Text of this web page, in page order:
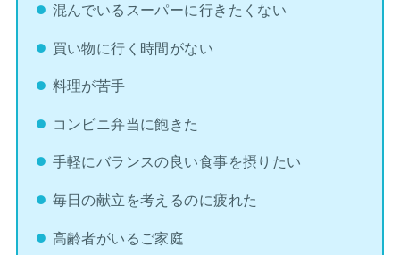
混んでいるスーパーに行きたくない
買い物に行く時間がない
料理が苦手
コンビニ弁当に飽きた
手軽にバランスの良い食事を摂りたい
毎日の献立を考えるのに疲れた
高齢者がいるご家庭